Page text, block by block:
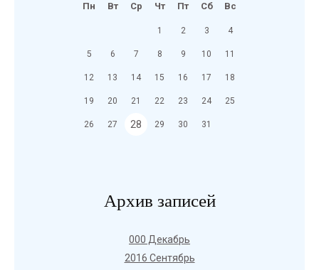
Пн Вт Ср Чт Пт Сб Вс
1 2 3 4
5 6 7 8 9 10 11
12 13 14 15 16 17 18
19 20 21 22 23 24 25
26 27 28 29 30 31
Архив записей
000 Декабрь
2016 Сентябрь